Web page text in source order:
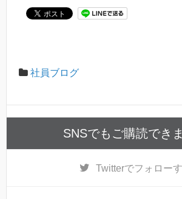
社員ブログ
SNSでもご購読できま
Twitterでフォロー